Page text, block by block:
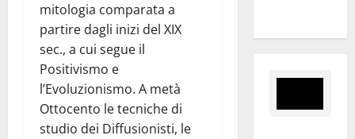
mitologia comparata a
partire dagli inizi del XIX
sec., a cui segue il
Positivismo e
l’Evoluzionismo. A metà
Ottocento le tecniche di
studio dei Diffusionisti, le